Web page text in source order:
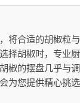
将合适的胡椒粒
择胡椒时，专业
椒的摆盘几乎
为您提供精心挑选